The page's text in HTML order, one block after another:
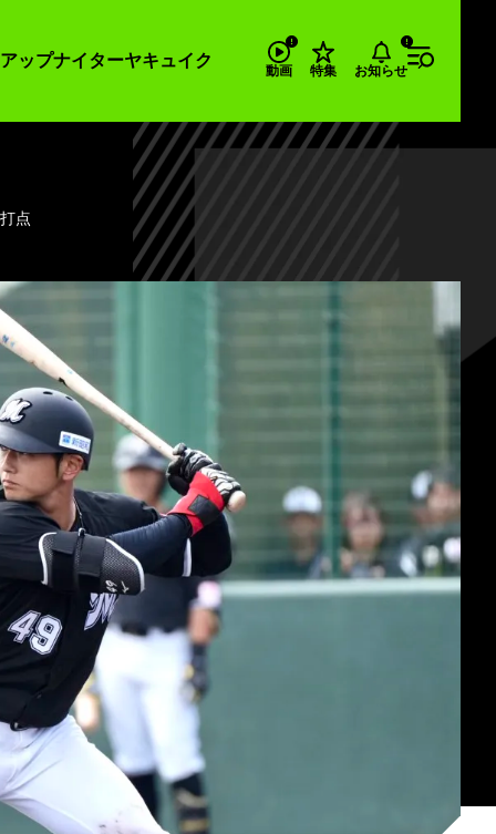
ップナイターヤキュイク
動画 特集 お知らせ
点